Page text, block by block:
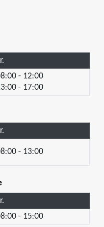
- 12:00
- 17:00
- 13:00
- 15:00